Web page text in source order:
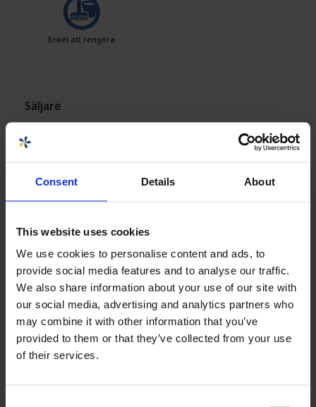
Consent Details About
This website uses cookies
We use cookies to personalise content and ads, to
provide social media features and to analyse our traffic.
We also share information about your use of our site with
our social media, advertising and analytics partners who
may combine it with other information that you’ve
provided to them or that they’ve collected from your use
of their services.
Enkel att rengöra
Säljare
carolina.brand@cipax.com
Bror Sjölund
Utesäljare CPX Mark/VA
bror.sjolund@cipax.com
+46 175 252 07